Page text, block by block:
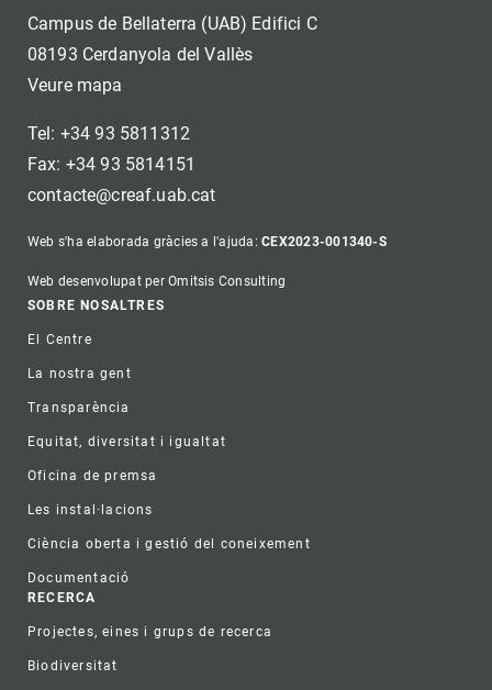
Campus de Bellaterra (UAB) Edifici C
08193 Cerdanyola del Vallès
Veure mapa
Tel: +34 93 5811312
Fax: +34 93 5814151
contacte@creaf.uab.cat
Web s'ha elaborada gràcies a l'ajuda:CEX2023-001340-S
Web desenvolupat per Omitsis Consulting
Footer
SOBRE NOSALTRES
El Centre
La nostra gent
Transparència
Equitat, diversitat i igualtat
Oficina de premsa
Les instal·lacions
Ciència oberta i gestió del coneixement
Documentació
RECERCA
Projectes, eines i grups de recerca
Biodiversitat